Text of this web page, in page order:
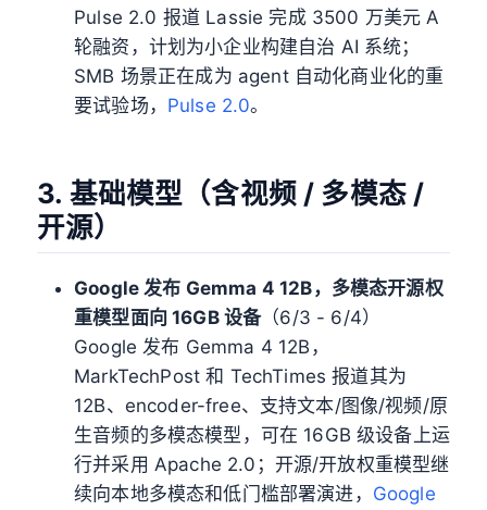
Pulse 2.0 报道 Lassie 完成 3500 万美元 A
轮融资，计划为小企业构建自治 AI 系统；
SMB 场景正在成为 agent 自动化商业化的重
要试验场， Pulse 2.0。
3. 基础模型（含视频 / 多模态 /
开源）
Google 发布 Gemma 4 12B，多模态开源权
重模型面向 16GB 设备（6/3 - 6/4）
Google 发布 Gemma 4 12B，
MarkTechPost 和 TechTimes 报道其为
12B、encoder-free、支持文本/图像/视频/原
生音频的多模态模型，可在 16GB 级设备上运
行并采用 Apache 2.0；开源/开放权重模型继
续向本地多模态和低门槛部署演进， Google